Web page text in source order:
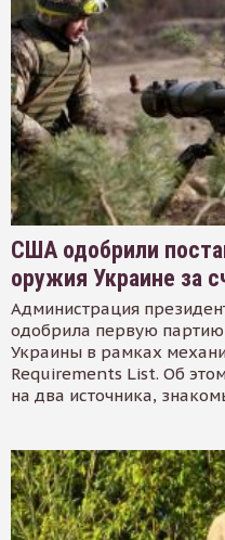
США одобрили
оружия Украине за
Администрация
одобрила первую
Украины в рамках
Requirements List. Об
на два источника,